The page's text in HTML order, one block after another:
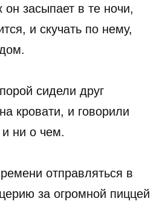
он засыпает в те ночи,
и скучать по нему,
сидели друг
кровати, и говорили
ни о чем.
отправляться в
за огромной пиццей